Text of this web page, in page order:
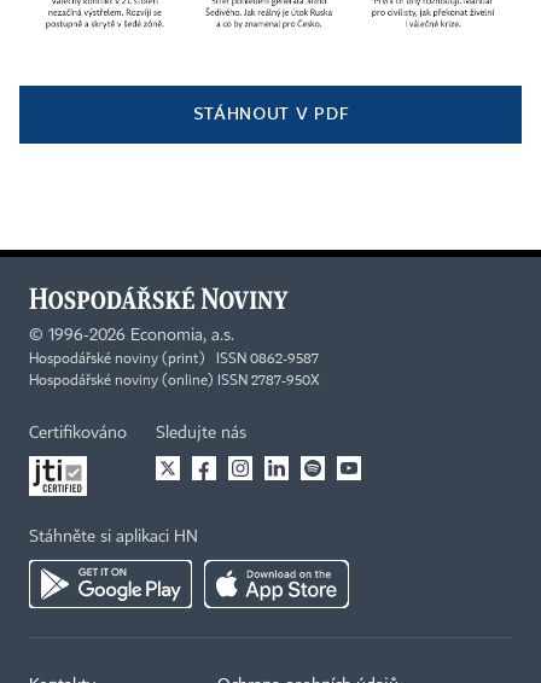
STÁHNOUT V PDF
© 1996-2026 Economia, a.s.
Hospodářské noviny (print) ISSN 0862-9587
Hospodářské noviny (online) ISSN 2787-950X
Certifikováno Sledujte nás
Stáhněte si aplikaci HN